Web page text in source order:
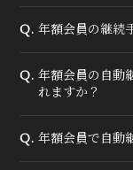
Q. 年額会員の継続
Q. 年額会員の自動
れますか？
Q. 年額会員で自動